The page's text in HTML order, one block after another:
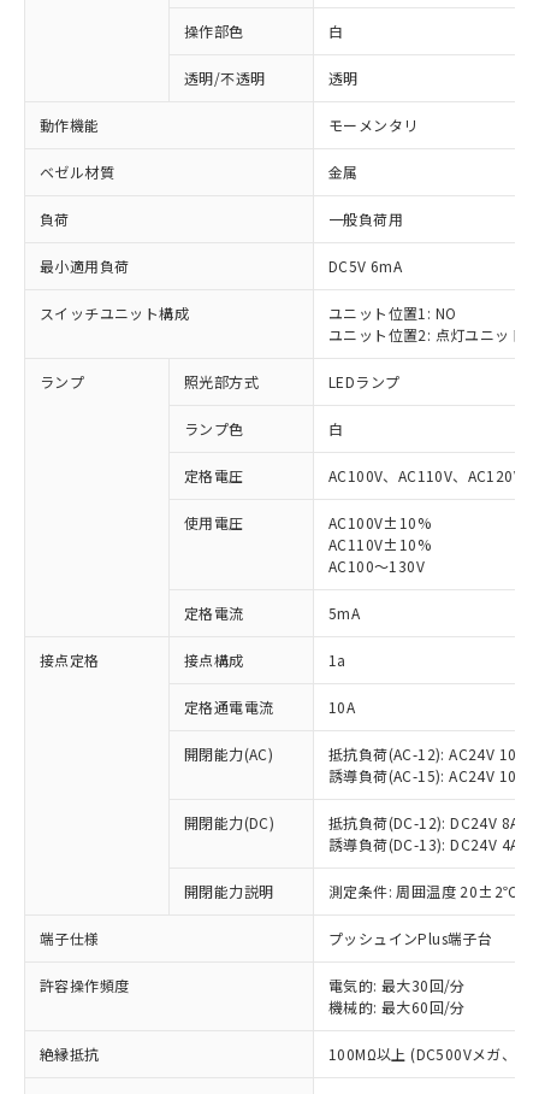
操作部色 白
透明/不透明 透明
動作機能 モーメンタリ
ベゼル材質 金属
負荷 一般負荷用
最小適用負荷 DC5V 6mA
スイッチユニット構成
ユニット位置1: NO
ユニット位置2: 点灯ユニット
ランプ 照光部方式 LEDランプ
ランプ色 白
定格電圧 AC100V、AC110V、AC120V
使用電圧
AC100V±10%
AC110V±10%
AC100～130V
定格電流 5mA
接点定格 接点構成 1a
定格通電電流 10A
開閉能力(AC)
抵抗負荷(AC-12): AC24V 10A/
誘導負荷(AC-15): AC24V
開閉能力(DC)
抵抗負荷(DC-12): DC24V 8A/
誘導負荷(DC-13): DC24V 4A/
開閉能力説明 測定条件: 周囲温度 20±2℃、
端子仕様 プッシュインPlus端子台
許容操作頻度
電気的: 最大30回/分
機械的: 最大60回/分
絶縁抵抗 100MΩ以上 (DC500Vメガ、点
ご利用条件
以下の条件をお読みいただき、同意のうえ
本サービスは、当社制御機器事業取扱
商品の当社在庫状況および標準価格
(税抜)を提供させていただくもので
当社制御機器事業取扱商品の中には、
本サービスの対象外となる商品もある
在庫状況および標準価格照会結果は、
記載している更新日時点での社内デー
タに基づき作成されるものであり、閲
覧された時点での実際の在庫および標
※1 対応状況
対応済み：EU RoHS指令（10物質）の
非含有に対応した製品が提供可能な商品で
対応予定：EU RoHS指令（10物質）の非含
有に対応した製品に切り替える予定のある
対応予定なし：EU RoHS指令（10物質）の
非含有に非対応の商品で、対応品を出す予
調査・確認中：EU RoHS指令（10物質）の
非含有の対応状況を調査中または確認中の
非該当品：ライセンス料など無形物で、有
害物質有無と関係のない商品です。
仕入先様の事情により、非含有部品として
いたものが、含有品と判明した場合などや
むを得ず変更することがあります。
鉛(Pb) 1000ppm以下、 水銀(Hg) 1000ppm以下、 カド
※1 中国RoHS○×表
「○」：最大均質材料含有率が中国RoHSの
基準値以下であることを示します。
「×」：最大均質材料含有率が中国RoHSの
基準値を超えていることを示します。
「－」：未確認です。当社販売部門へお問
*中国RoHS10物質の基準値 (GB/T26572)：
Pb(鉛) :1000ppm、 Hg(水銀) : 1000ppm、 Cd(カドミウ
当社は、これら貴社製品のうち、外国
為替および外国貿易法に定める商品
（以下｢規制貨物等」という）を輸出
国政府の輸出許可(または役務取引許